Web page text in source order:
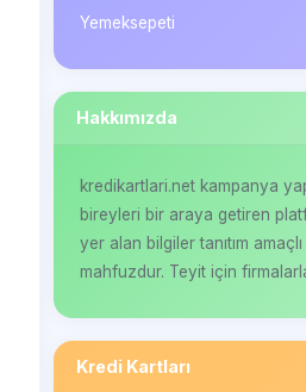
Yemeksepeti
Hakkımızda
kredikartlari.net kampanya
bireyleri bir araya getiren
yer alan bilgiler tanıtım
mahfuzdur. Teyit için
Kredi Kartları